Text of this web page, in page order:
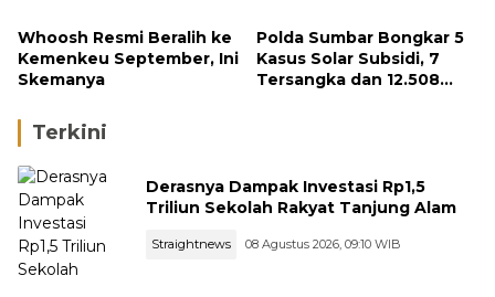
Whoosh Resmi Beralih ke
Kemenkeu September, Ini
Skemanya
Polda Sumbar Bongkar 5
Kasus Solar Subsidi, 7
Tersangka dan 12.508
Terkini
Derasnya Dampak Investasi Rp1,5
Triliun Sekolah Rakyat Tanjung Alam
Straightnews 08 Agustus 2026, 09:10 WIB